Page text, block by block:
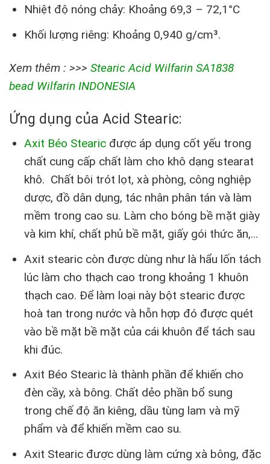
Nhiệt độ nóng chảy: Khoảng 69,3 – 72,1°C
Khối lượng riêng: Khoảng 0,940 g/cm³.
Xem thêm : >>> Stearic Acid Wilfarin SA1838
bead Wilfarin INDONESIA
Ứng dụng của Acid Stearic:
Axit Béo Stearicđược áp dụng cốt yếu trong
chất cung cấp chất làm cho khô dạng stearat
khô. Chất bôi trót lọt, xà phòng, công nghiệp
dược, đồ dân dụng, tác nhân phân tán và làm
mềm trong cao su. Làm cho bóng bề mặt giày
và kim khí, chất phủ bề mặt, giấy gói thức ăn,…
Axit stearic còn được dùng như là hẩu lốn tách
lúc làm cho thạch cao trong khoảng 1 khuôn
thạch cao. Để làm loại này bột stearic được
hoà tan trong nước và hỗn hợp đó được quét
vào bề mặt bề mặt của cái khuôn để tách sau
khi đúc.
Axit Béo Stearic là thành phần để khiến cho
đèn cầy, xà bông. Chất dẻo phần bổ sung
trong chế độ ăn kiêng, dầu tùng lam và mỹ
phẩm và để khiến mềm cao su.
Axit Stearic được dùng làm cứng xà bông, đặc